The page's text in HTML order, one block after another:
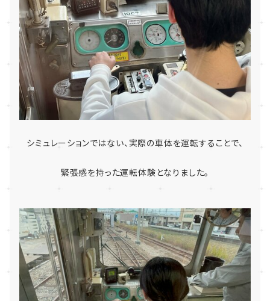
シミュレーションではない、実際の車体を運転することで、
緊張感を持った運転体験となりました。